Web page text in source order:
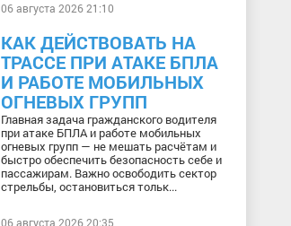
06 августа 2026 21:10
КАК ДЕЙСТВОВАТЬ НА
ТРАССЕ ПРИ АТАКЕ БПЛА
И РАБОТЕ МОБИЛЬНЫХ
ОГНЕВЫХ ГРУПП
Главная задача гражданского водителя
при атаке БПЛА и работе мобильных
огневых групп — не мешать расчётам и
быстро обеспечить безопасность себе и
пассажирам. Важно освободить сектор
стрельбы, остановиться тольк...
06 августа 2026 20:35